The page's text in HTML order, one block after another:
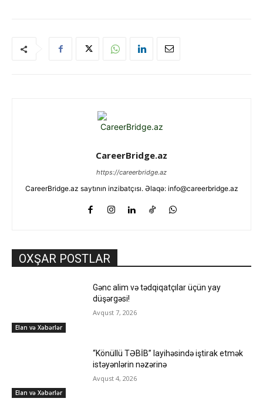
CareerBridge.az
https://careerbridge.az
CareerBridge.az saytının inzibatçısı. Əlaqə: info@careerbridge.az
OXŞAR POSTLAR
Elan və Xəbərlər
Gənc alim və tədqiqatçılar üçün yay
düşərgəsi!
Avqust 7, 2026
Elan və Xəbərlər
“Könüllü TƏBİB” layihəsində iştirak etmək
istəyənlərin nəzərinə
Avqust 4, 2026